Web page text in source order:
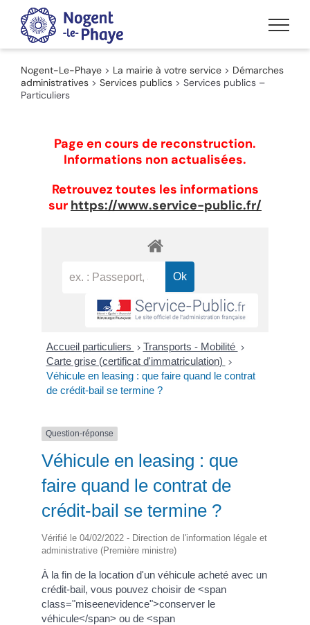
Passer
contenu
Nogent-Le-Phaye > La mairie à votre service > Démarches
administratives > Services publics > Services publics –
Particuliers
Page en cours de reconstruction.
Informations non actualisées.
Retrouvez toutes les informations
sur https://www.service-public.fr/
Accueil particuliers > Transports - Mobilité >
Carte grise (certificat d'immatriculation) >
Véhicule en leasing : que faire quand le contrat
de crédit-bail se termine ?
Question-réponse
Véhicule en leasing : que
faire quand le contrat de
crédit-bail se termine ?
Vérifié le 04/02/2022 - Direction de l'information légale et
administrative (Première ministre)
À la fin de la location d'un véhicule acheté avec un
crédit-bail, vous pouvez choisir de <span
class="miseenevidence">conserver le
véhicule</span> ou de <span